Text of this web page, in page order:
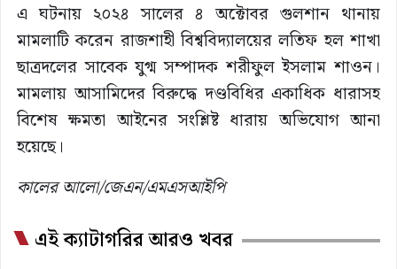
এ ঘটনায় ২০২৪ সালের ৪ অক্টোবর গুলশান থানায়
মামলাটি করেন রাজশাহী বিশ্ববিদ্যালয়ের লতিফ হল শাখা
ছাত্রদলের সাবেক যুগ্ম সম্পাদক শরীফুল ইসলাম শাওন।
মামলায় আসামিদের বিরুদ্ধে দণ্ডবিধির একাধিক ধারাসহ
বিশেষ ক্ষমতা আইনের সংশ্লিষ্ট ধারায় অভিযোগ আনা
হয়েছে।
কালের আলো/জেএন/এমএসআইপি
এই ক্যাটাগরির আরও খবর